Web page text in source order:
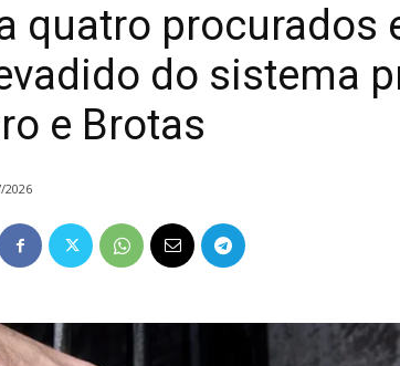
quatro procurados
do sistema
e Brotas
2026